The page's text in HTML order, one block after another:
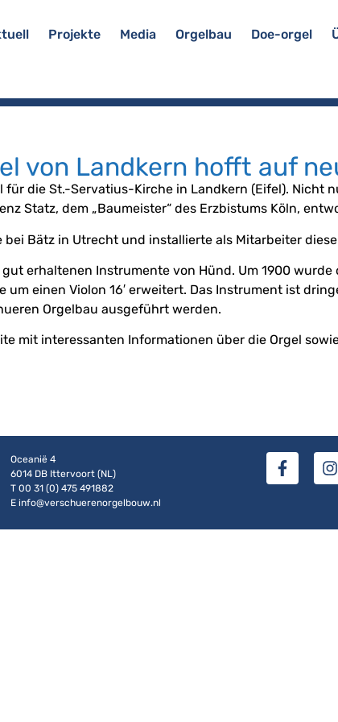
Projekte Media Orgelbau Doe-orgel
von Landkern hofft auf
für die St.-Servatius-Kirche in Landkern (Eifel). Nicht
Statz, dem „Baumeister“ des Erzbistums Köln,
Bätz in Utrecht und installierte als Mitarbeiter
erhaltenen Instrumente von Hünd. Um 1900
um einen Violon 16′ erweitert. Das Instrument ist
Orgelbau ausgeführt werden.
mit interessanten Informationen über die Orgel
Oceanië 4
6014 DB Ittervoort (NL)
T 00 31 (0) 475 491882
E info@verschuerenorgelbouw.nl